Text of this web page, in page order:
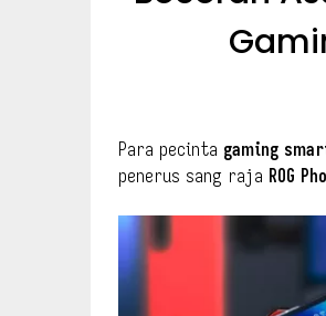
Para pecinta gaming
penerus sang raja ROG